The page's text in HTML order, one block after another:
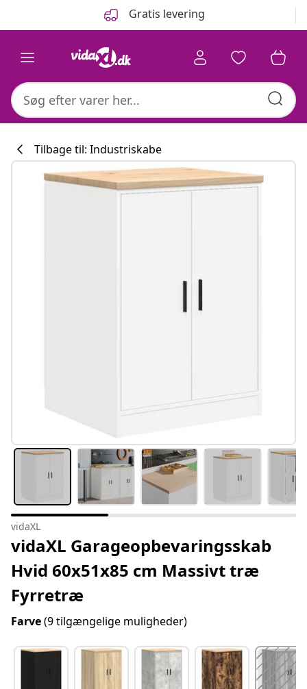
Gratis levering
Køkkenkollektion
Tilbage til: Industriskabe
vidaXL
vidaXL Garageopbevaringsskab
Hvid 60x51x85 cm Massivt træ
Fyrretræ
Farve(9 tilgængelige muligheder)